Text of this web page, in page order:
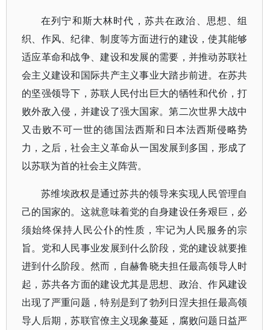
在列宁和斯大林时代，苏共在政治、思想、组
织、作风、纪律、制度等方面进行的建设，使其能够
适应革命和战争、建设和发展的需要，并推动苏联社
会主义建设和国际共产主义事业大踏步前进。在苏共
的坚强领导下，苏联人民付出巨大的牺牲和代价，打
败外敌入侵，并建设了强大国家。第二次世界大战中
又击败不可一世的德国法西斯和日本法西斯侵略势
力，之后，社会主义革命从一国发展到多国，形成了
以苏联为首的社会主义阵营。
苏维埃政权是通过苏共的领导来实现人民管理自
己的国家的。这就意味着党的自身建设任务艰巨，必
须始终保持人民公仆的性质，牢记为人民服务的宗
旨。党和人民事业发展到什么阶段，党的建设就要推
进到什么阶段。然而，自赫鲁晓夫担任最高领导人时
起，苏共各方面的建设尤其是思想、政治、作风建设
出现了严重问题，特别是到了勃列日涅夫担任最高领
导人后期，苏联官僚主义现象蔓延，腐败问题日益严